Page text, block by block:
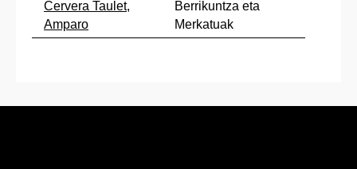
Cervera Taulet,
Amparo
Berrikuntza eta
Merkatuak